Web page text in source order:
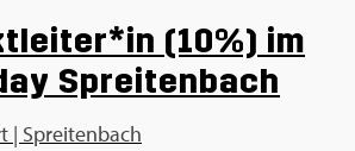
(10%) im
Spreitenbach
| Spreitenbach